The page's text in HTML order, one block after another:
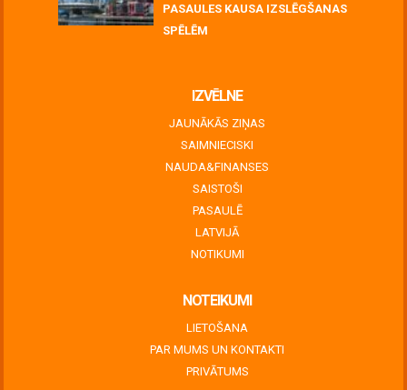
PASAULES KAUSA IZSLĒGŠANAS
SPĒLĒM
IZVĒLNE
JAUNĀKĀS ZIŅAS
SAIMNIECISKI
NAUDA&FINANSES
SAISTOŠI
PASAULĒ
LATVIJĀ
NOTIKUMI
NOTEIKUMI
LIETOŠANA
PAR MUMS UN KONTAKTI
PRIVĀTUMS